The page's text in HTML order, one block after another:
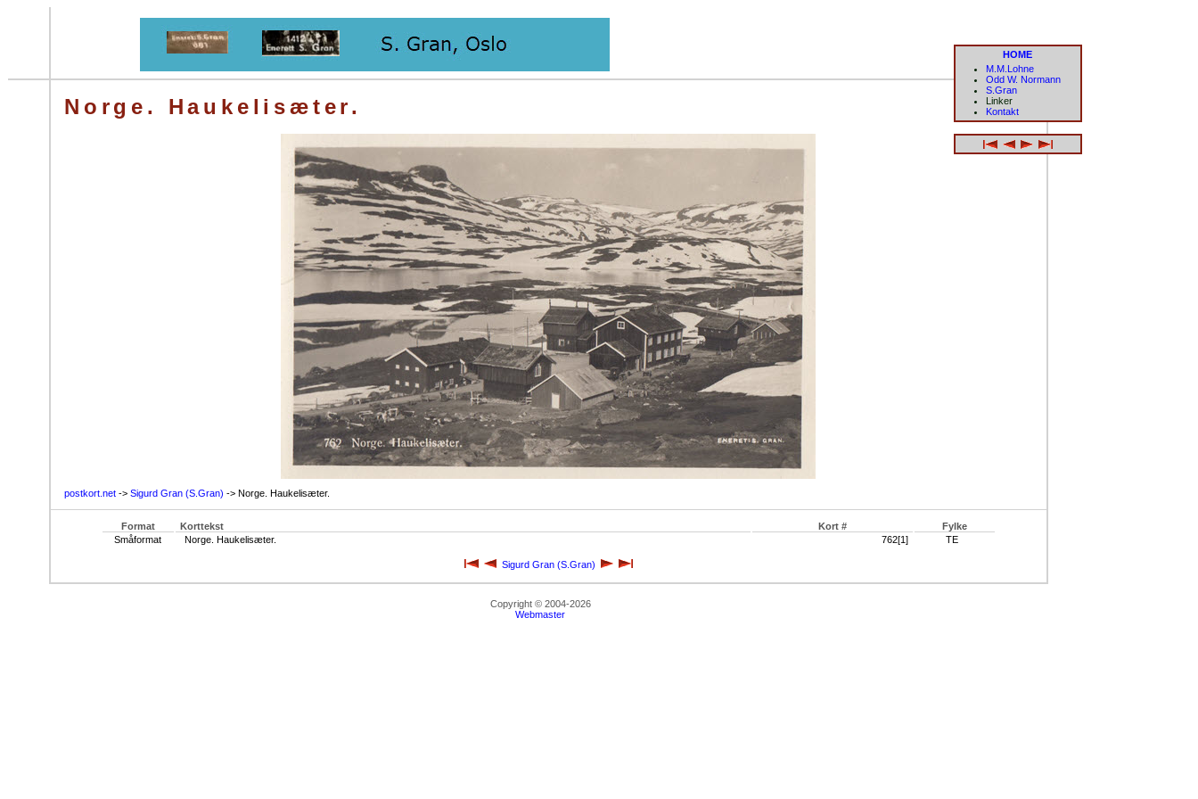
Norge. Haukelisæter.
postkort.net -> Sigurd Gran (S.Gran) -> Norge. Haukelisæter.
Format Korttekst Kort #
Fylke
Småformat
Norge. Haukelisæter. 762[1] TE
Sigurd Gran (S.Gran)
HOME
M.M.Lohne
Odd W. Normann
S.Gran
Linker
Kontakt
Copyright © 2004-2026
Webmaster